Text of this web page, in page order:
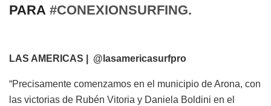
PARA #CONEXIONSURFING.
LAS AMERICAS | @lasamericasurfpro
“Precisamente comenzamos en el municipio de Arona, con
las victorias de Rubén Vitoria y Daniela Boldini en el